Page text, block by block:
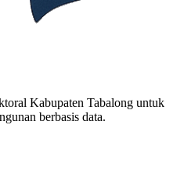
Kabupaten Tabalong untuk
berbasis data.